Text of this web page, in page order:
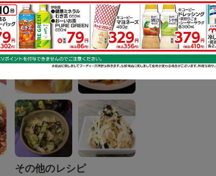
もっと見る
その他のレシピ